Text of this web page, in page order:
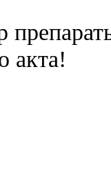
акта!